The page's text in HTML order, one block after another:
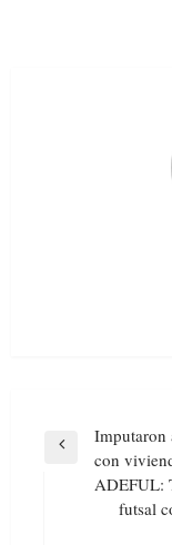
Navegación
entradas
Previous
Imputaron
con
ADEFUL:
futsal